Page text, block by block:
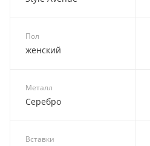
Пол
женский
Металл
Серебро
Вставки